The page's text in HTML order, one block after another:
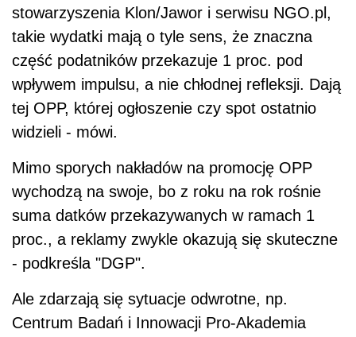
stowarzyszenia Klon/Jawor i serwisu NGO.pl,
takie wydatki mają o tyle sens, że znaczna
część podatników przekazuje 1 proc. pod
wpływem impulsu, a nie chłodnej refleksji. Dają
tej OPP, której ogłoszenie czy spot ostatnio
widzieli - mówi.
Mimo sporych nakładów na promocję OPP
wychodzą na swoje, bo z roku na rok rośnie
suma datków przekazywanych w ramach 1
proc., a reklamy zwykle okazują się skuteczne
- podkreśla "DGP".
Ale zdarzają się sytuacje odwrotne, np.
Centrum Badań i Innowacji Pro-Akademia